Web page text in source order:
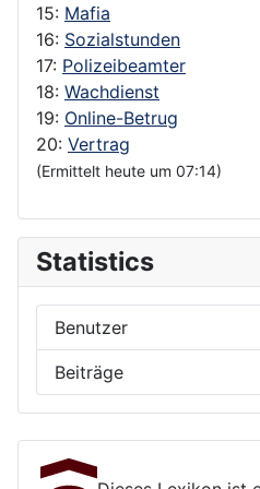
15: Mafia
16: Sozialstunden
17: Polizeibeamter
18: Wachdienst
19: Online-Betrug
20: Vertrag
(Ermittelt heute um 07:14)
Statistics
Benutzer
Beiträge